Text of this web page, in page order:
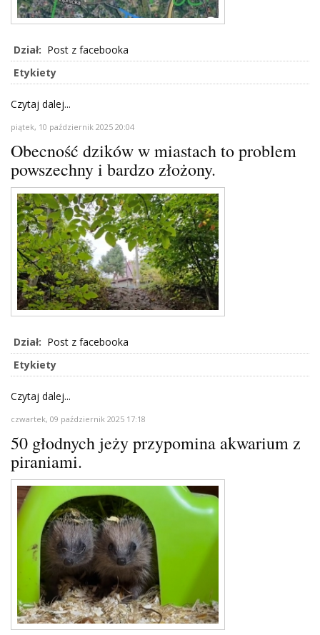
Dział: Post z facebooka
Etykiety
Czytaj dalej...
piątek, 10 październik 2025 20:04
Obecność dzików w miastach to problem
powszechny i bardzo złożony.
Dział: Post z facebooka
Etykiety
Czytaj dalej...
czwartek, 09 październik 2025 17:18
50 głodnych jeży przypomina akwarium z
piraniami.